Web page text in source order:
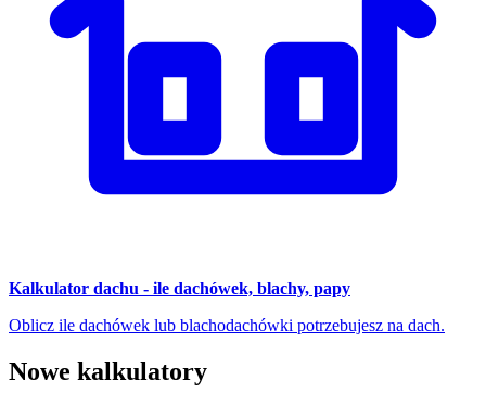
Kalkulator dachu - ile dachówek, blachy, papy
Oblicz ile dachówek lub blachodachówki potrzebujesz na dach.
Nowe kalkulatory